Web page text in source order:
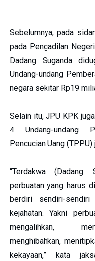
Sebelumnya, pada
pada Pengadilan
Dadang Suganda
Undang-undang
negara sekitar Rp19
Selain itu, JPU KPK
4 Undang-undang
Pencucian Uang
“Terdakwa (Dadang
perbuatan yang harus
berdiri sendiri-sendiri
kejahatan. Yakni
mengalihkan,
menghibahkan,
kekayaan,” kata